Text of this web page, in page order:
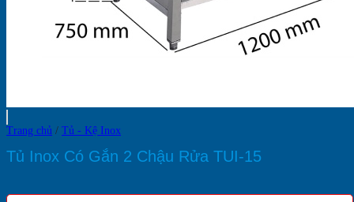
Trang chủ / Tủ - Kệ Inox
Tủ Inox Có Gắn 2 Chậu Rửa TUI-15